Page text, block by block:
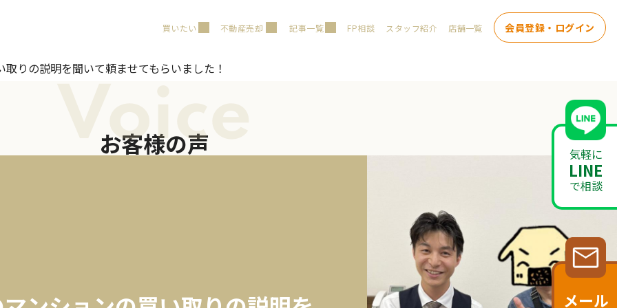
買いたい 不動産売却 記事一覧 FP相談 スタッフ紹介 店舗一覧 会員登録・ログイン
りの説明を聞いて頼ませてもらいました！
Voice
お客様の声 気軽に
LINE
で相談
メール